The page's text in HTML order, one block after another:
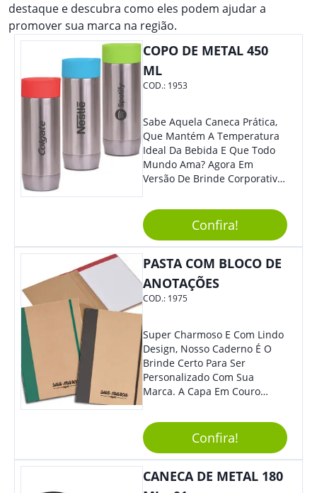
destaque e descubra como eles podem ajudar a
promover sua marca na região.
COPO DE METAL 450
ML
COD.: 1953
Sabe Aquela Caneca Prática,
Que Mantém A Temperatura
Ideal Da Bebida E Que Todo
Mundo Ama? Agora Em
Versão De Brinde Corporativo
Sua Marca Com Muito Estilo E
Acrescentar Ainda Mais
Praticidade À Eventos E Feiras
De Exposição.
Confira!
PASTA COM BLOCO DE
ANOTAÇÕES
COD.: 1975
Super Charmoso E Com Lindo
Design, Nosso Caderno É O
Brinde Certo Para Ser
Personalizado Com Sua
Marca. A Capa Em Couro
Elástico Permite Maior
Segurança Ao Carregá-Lo.
Ofereça A Seus Clientes E
Colaboradores, Sem Dúvidas
Eles Irão Adorar.
Confira!
CANECA DE METAL 180